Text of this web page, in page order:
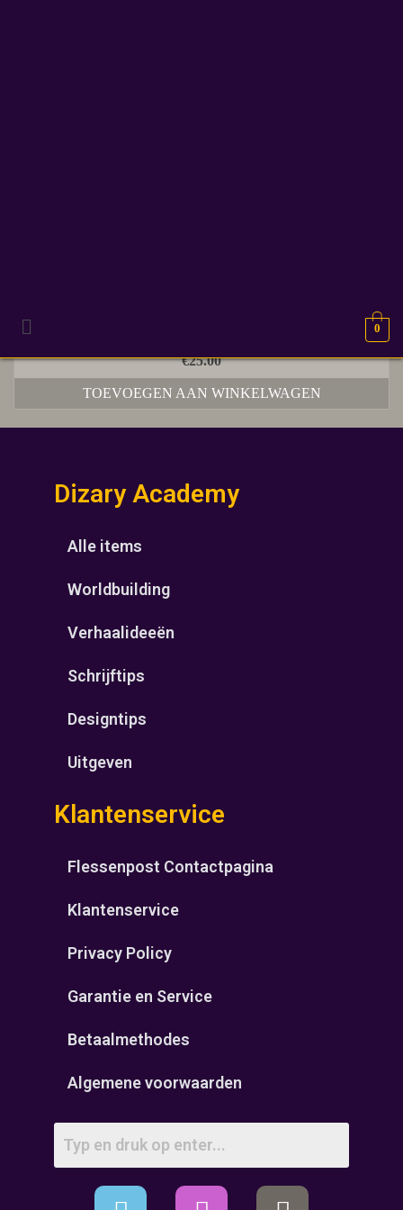
0
€25.00
TOEVOEGEN AAN WINKELWAGEN
Dizary Academy
Alle items
Worldbuilding
Verhaalideeën
Schrijftips
Designtips
Uitgeven
Klantenservice
Flessenpost Contactpagina
Klantenservice
Privacy Policy
Garantie en Service
Betaalmethodes
Algemene voorwaarden